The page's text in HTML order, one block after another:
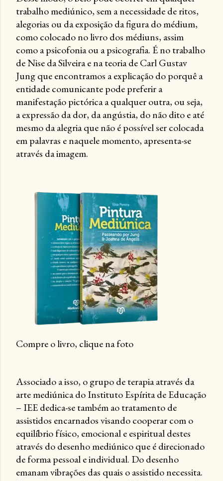
trabalho mediúnico, sem a necessidade de ritos,
alegorias ou da exposição da figura do médium,
como colocado no livro dos médiuns, assim
como a psicofonia ou a psicografia. É no trabalho
de Nise da Silveira e na teoria de Carl Gustav
Jung que encontramos a explicação do porquê a
entidade comunicante pode preferir a
manifestação pictórica a qualquer outra, ou seja,
a expressão da dor, da angústia, do não dito e até
mesmo da alegria que não é possível ser colocada
em palavras e naquele momento, apresenta-se
através da imagem.
Compre o livro, clique na foto
Associado a isso, o grupo de terapia através da
arte mediúnica do Instituto Espírita de Educação
– IEE dedica-se também ao tratamento de
assistidos encarnados visando cooperar com o
equilíbrio físico, emocional e espiritual destes
através do desenho mediúnico que é direcionado
de forma pessoal e individual. Do desenho
emanam vibrações das quais o assistido necessita.